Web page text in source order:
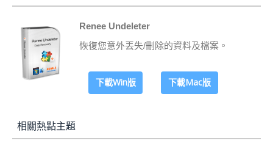
Renee Undeleter
恢復您意外丟失/刪除的資料及檔案。
下載Win版 下載Mac版
相關熱點主題